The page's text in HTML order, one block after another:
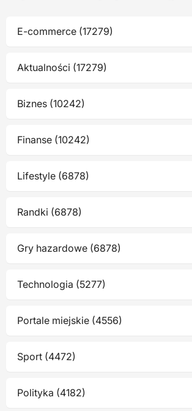
E-commerce (17279)
Aktualności (17279)
Biznes (10242)
Finanse (10242)
Lifestyle (6878)
Randki (6878)
Gry hazardowe (6878)
Technologia (5277)
Portale miejskie (4556)
Sport (4472)
Polityka (4182)